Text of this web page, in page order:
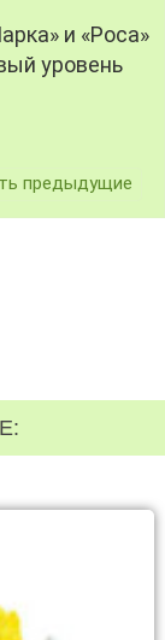
и «Роса»
уровень
предыдущие